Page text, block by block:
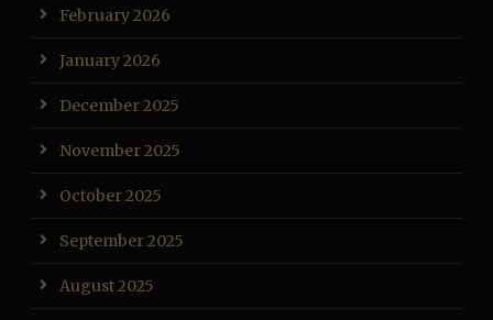
February 2026
January 2026
December 2025
November 2025
October 2025
September 2025
August 2025